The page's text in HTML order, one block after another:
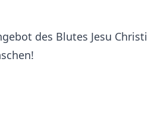
des Blutes Jesu Christi